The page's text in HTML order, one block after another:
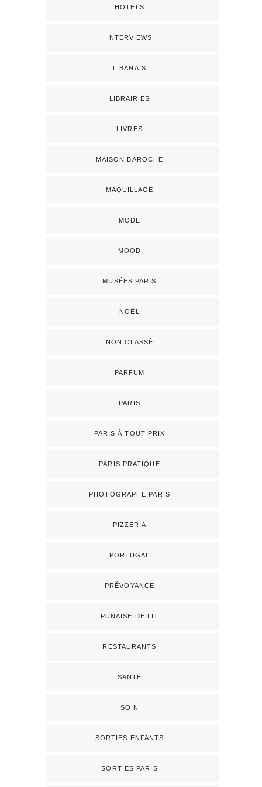
HOTELS
INTERVIEWS
LIBANAIS
LIBRAIRIES
LIVRES
MAISON BAROCHE
MAQUILLAGE
MODE
MOOD
MUSÉES PARIS
NOËL
NON CLASSÉ
PARFUM
PARIS
PARIS À TOUT PRIX
PARIS PRATIQUE
PHOTOGRAPHE PARIS
PIZZERIA
PORTUGAL
PRÉVOYANCE
PUNAISE DE LIT
RESTAURANTS
SANTÉ
SOIN
SORTIES ENFANTS
SORTIES PARIS